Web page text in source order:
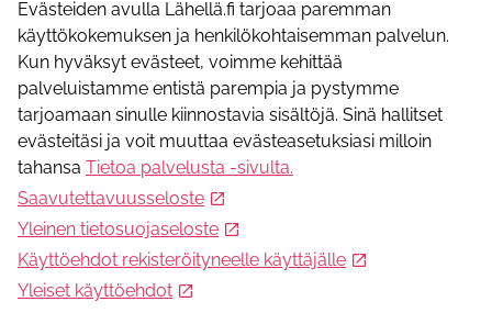
Mikä Lähellä.fi?
Lähellä.fi -palvelusta löydät merkityksellistä toimintaa,
yhteisöllisyyttä, apua ja osallistumismahdollisuuksia.
Seuraa meitä somessa
Facebook
Instagram
Evästeiden avulla Lähellä.fi tarjoaa paremman
käyttökokemuksen ja henkilökohtaisemman palvelun.
Kun hyväksyt evästeet, voimme kehittää
palveluistamme entistä parempia ja pystymme
tarjoamaan sinulle kiinnostavia sisältöjä. Sinä hallitset
evästeitäsi ja voit muuttaa evästeasetuksiasi milloin
tahansa Tietoa palvelusta -sivulta.
Saavutettavuusseloste
Yleinen tietosuojaseloste
Käyttöehdot rekisteröityneelle käyttäjälle
Yleiset käyttöehdot